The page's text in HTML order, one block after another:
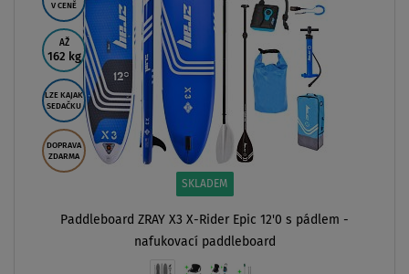
V CENĚ
AŽ
162 kg
LZE KAJAK
SEDAČKU
DOPRAVA
ZDARMA
SKLADEM
Paddleboard ZRAY X3 X-Rider Epic 12'0 s pádlem -
nafukovací paddleboard